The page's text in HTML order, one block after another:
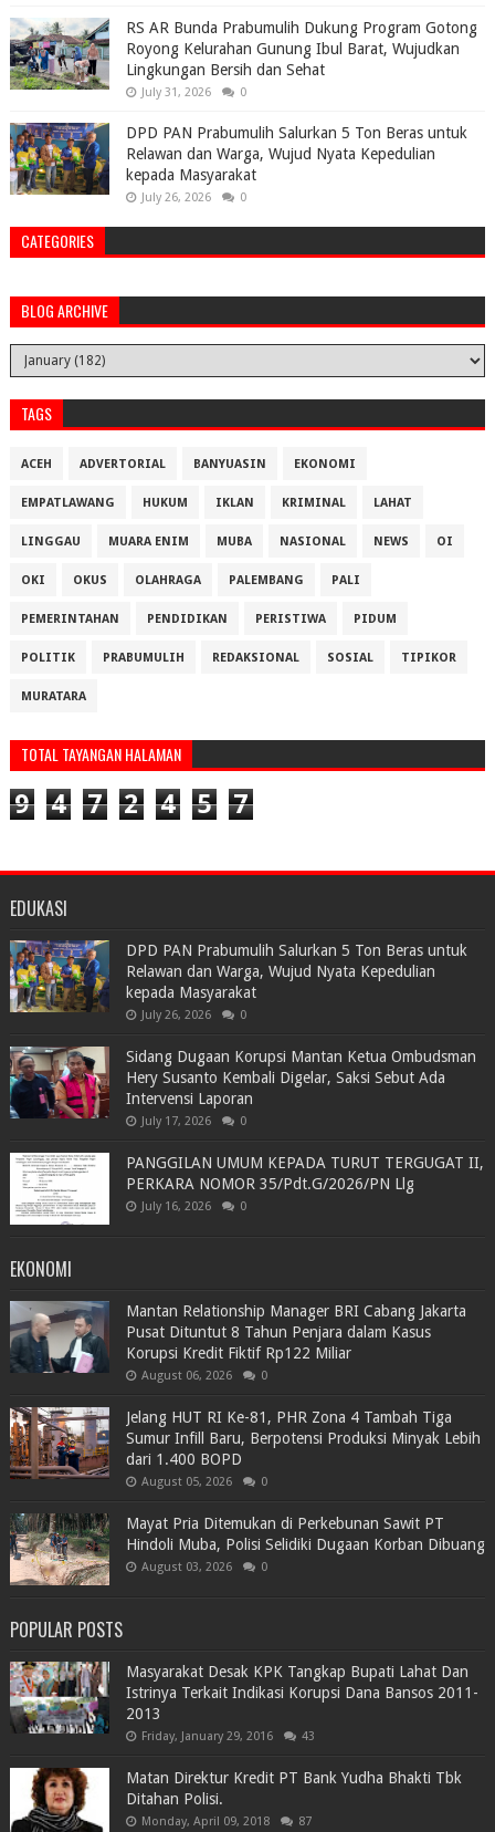
RS AR Bunda Prabumulih Dukung Program Gotong
Royong Kelurahan Gunung Ibul Barat, Wujudkan
Lingkungan Bersih dan Sehat
July 31, 2026 0
DPD PAN Prabumulih Salurkan 5 Ton Beras untuk
Relawan dan Warga, Wujud Nyata Kepedulian
kepada Masyarakat
July 26, 2026 0
CATEGORIES
BLOG ARCHIVE
TAGS
ACEH ADVERTORIAL BANYUASIN EKONOMI
EMPATLAWANG HUKUM IKLAN KRIMINAL LAHAT
LINGGAU MUARA ENIM MUBA NASIONAL NEWS OI
OKI OKUS OLAHRAGA PALEMBANG PALI
PEMERINTAHAN PENDIDIKAN PERISTIWA PIDUM
POLITIK PRABUMULIH REDAKSIONAL SOSIAL TIPIKOR
MURATARA
TOTAL TAYANGAN HALAMAN
9 4 7 2 4 5 7
EDUKASI
DPD PAN Prabumulih Salurkan 5 Ton Beras untuk
Relawan dan Warga, Wujud Nyata Kepedulian
kepada Masyarakat
July 26, 2026 0
Sidang Dugaan Korupsi Mantan Ketua Ombudsman
Hery Susanto Kembali Digelar, Saksi Sebut Ada
Intervensi Laporan
July 17, 2026 0
PANGGILAN UMUM KEPADA TURUT TERGUGAT II,
PERKARA NOMOR 35/Pdt.G/2026/PN Llg
July 16, 2026 0
EKONOMI
Mantan Relationship Manager BRI Cabang Jakarta
Pusat Dituntut 8 Tahun Penjara dalam Kasus
Korupsi Kredit Fiktif Rp122 Miliar
August 06, 2026 0
Jelang HUT RI Ke-81, PHR Zona 4 Tambah Tiga
Sumur Infill Baru, Berpotensi Produksi Minyak Lebih
dari 1.400 BOPD
August 05, 2026 0
Mayat Pria Ditemukan di Perkebunan Sawit PT
Hindoli Muba, Polisi Selidiki Dugaan Korban Dibuang
August 03, 2026 0
POPULAR POSTS
Masyarakat Desak KPK Tangkap Bupati Lahat Dan
Istrinya Terkait Indikasi Korupsi Dana Bansos 2011-
2013
Friday, January 29, 2016 43
Matan Direktur Kredit PT Bank Yudha Bhakti Tbk
Ditahan Polisi.
Monday, April 09, 2018 87